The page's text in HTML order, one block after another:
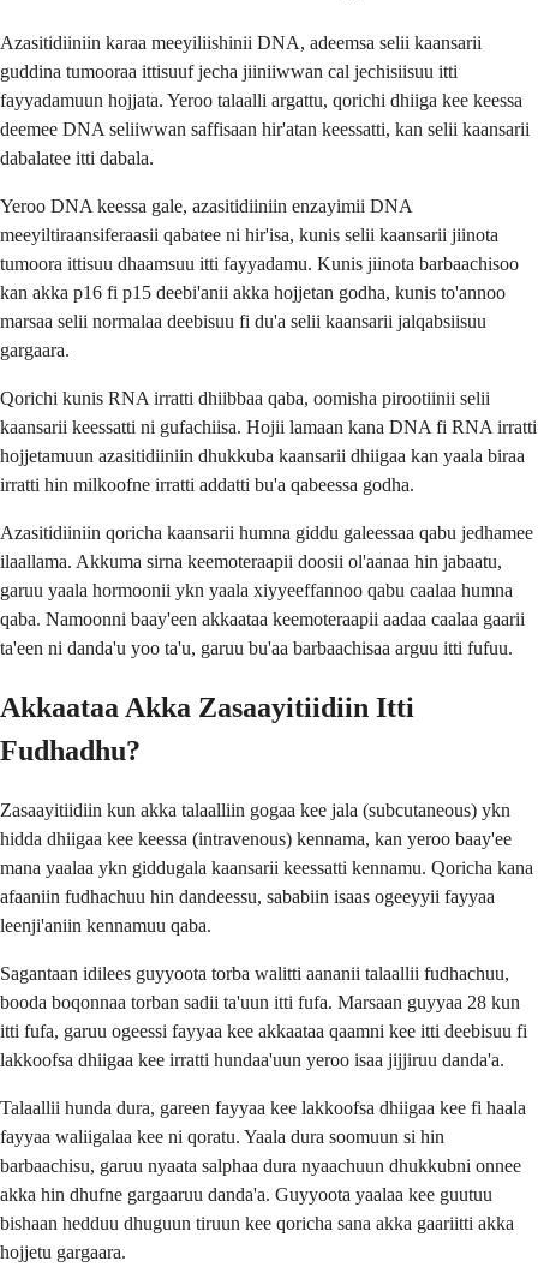
Azasitidiiniin karaa meeyiliishinii DNA, adeemsa selii kaansarii
guddina tumooraa ittisuuf jecha jiiniiwwan cal jechisiisuu itti
fayyadamuun hojjata. Yeroo talaalli argattu, qorichi dhiiga kee keessa
deemee DNA seliiwwan saffisaan hir'atan keessatti, kan selii kaansarii
dabalatee itti dabala.
Yeroo DNA keessa gale, azasitidiiniin enzayimii DNA
meeyiltiraansiferaasii qabatee ni hir'isa, kunis selii kaansarii jiinota
tumoora ittisuu dhaamsuu itti fayyadamu. Kunis jiinota barbaachisoo
kan akka p16 fi p15 deebi'anii akka hojjetan godha, kunis to'annoo
marsaa selii normalaa deebisuu fi du'a selii kaansarii jalqabsiisuu
gargaara.
Qorichi kunis RNA irratti dhiibbaa qaba, oomisha pirootiinii selii
kaansarii keessatti ni gufachiisa. Hojii lamaan kana DNA fi RNA irratti
hojjetamuun azasitidiiniin dhukkuba kaansarii dhiigaa kan yaala biraa
irratti hin milkoofne irratti addatti bu'a qabeessa godha.
Azasitidiiniin qoricha kaansarii humna giddu galeessaa qabu jedhamee
ilaallama. Akkuma sirna keemoteraapii doosii ol'aanaa hin jabaatu,
garuu yaala hormoonii ykn yaala xiyyeeffannoo qabu caalaa humna
qaba. Namoonni baay'een akkaataa keemoteraapii aadaa caalaa gaarii
ta'een ni danda'u yoo ta'u, garuu bu'aa barbaachisaa arguu itti fufuu.
Akkaataa Akka Zasaayitiidiin Itti
Fudhadhu?
Zasaayitiidiin kun akka talaalliin gogaa kee jala (subcutaneous) ykn
hidda dhiigaa kee keessa (intravenous) kennama, kan yeroo baay'ee
mana yaalaa ykn giddugala kaansarii keessatti kennamu. Qoricha kana
afaaniin fudhachuu hin dandeessu, sababiin isaas ogeeyyii fayyaa
leenji'aniin kennamuu qaba.
Sagantaan idilees guyyoota torba walitti aananii talaallii fudhachuu,
booda boqonnaa torban sadii ta'uun itti fufa. Marsaan guyyaa 28 kun
itti fufa, garuu ogeessi fayyaa kee akkaataa qaamni kee itti deebisuu fi
lakkoofsa dhiigaa kee irratti hundaa'uun yeroo isaa jijjiruu danda'a.
Talaallii hunda dura, gareen fayyaa kee lakkoofsa dhiigaa kee fi haala
fayyaa waliigalaa kee ni qoratu. Yaala dura soomuun si hin
barbaachisu, garuu nyaata salphaa dura nyaachuun dhukkubni onnee
akka hin dhufne gargaaruu danda'a. Guyyoota yaalaa kee guutuu
bishaan hedduu dhuguun tiruun kee qoricha sana akka gaariitti akka
hojjetu gargaara.